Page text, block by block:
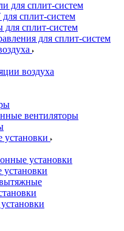
для сплит-систем
сплит-систем
для сплит-систем
для сплит-систем
воздуха
вентиляторы
установки